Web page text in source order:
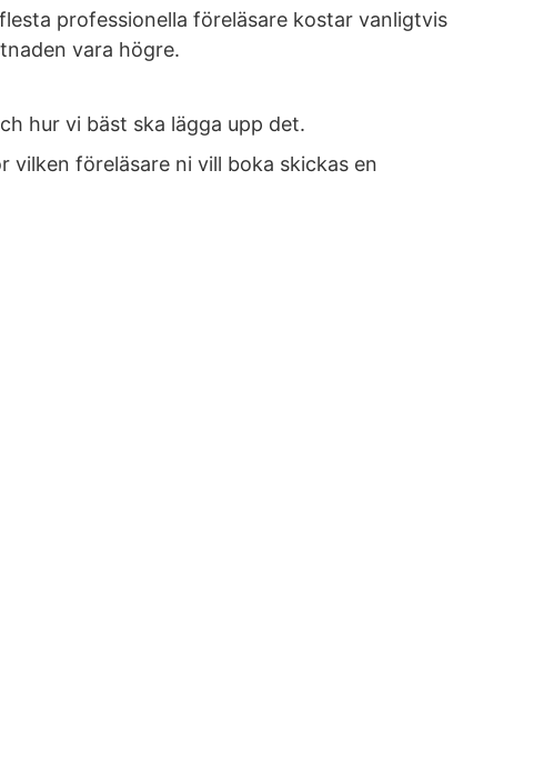
professionella föreläsare kostar vanligtvis
vara högre.
hur vi bäst ska lägga upp det.
föreläsare ni vill boka skickas en